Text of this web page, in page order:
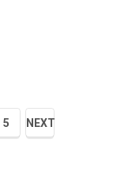
5 NEXT